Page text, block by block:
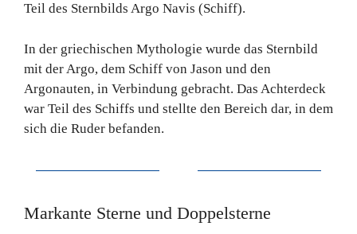
Teil des Sternbilds Argo Navis (Schiff).
In der griechischen Mythologie wurde das Sternbild
mit der Argo, dem Schiff von Jason und den
Argonauten, in Verbindung gebracht. Das Achterdeck
war Teil des Schiffs und stellte den Bereich dar, in dem
sich die Ruder befanden.
Markante Sterne und Doppelsterne